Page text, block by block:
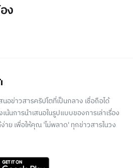
ง
อข่าวสารคริปโตที่เป็นกลาง เชื่อถือได้
น้นการนำเสนอในรูปแบบของการเล่าเรื่อง
าย เพื่อให้คุณ 'ไม่พลาด' ทุกข่าวสารในวง